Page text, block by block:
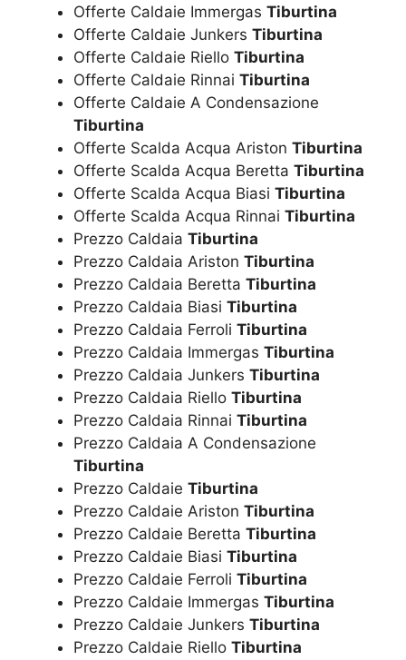
Offerte Caldaie Immergas Tiburtina
Offerte Caldaie Junkers Tiburtina
Offerte Caldaie Riello Tiburtina
Offerte Caldaie Rinnai Tiburtina
Offerte Caldaie A Condensazione
Tiburtina
Offerte Scalda Acqua Ariston Tiburtina
Offerte Scalda Acqua Beretta Tiburtina
Offerte Scalda Acqua Biasi Tiburtina
Offerte Scalda Acqua Rinnai Tiburtina
Prezzo Caldaia Tiburtina
Prezzo Caldaia Ariston Tiburtina
Prezzo Caldaia Beretta Tiburtina
Prezzo Caldaia Biasi Tiburtina
Prezzo Caldaia Ferroli Tiburtina
Prezzo Caldaia Immergas Tiburtina
Prezzo Caldaia Junkers Tiburtina
Prezzo Caldaia Riello Tiburtina
Prezzo Caldaia Rinnai Tiburtina
Prezzo Caldaia A Condensazione
Tiburtina
Prezzo Caldaie Tiburtina
Prezzo Caldaie Ariston Tiburtina
Prezzo Caldaie Beretta Tiburtina
Prezzo Caldaie Biasi Tiburtina
Prezzo Caldaie Ferroli Tiburtina
Prezzo Caldaie Immergas Tiburtina
Prezzo Caldaie Junkers Tiburtina
Prezzo Caldaie Riello Tiburtina